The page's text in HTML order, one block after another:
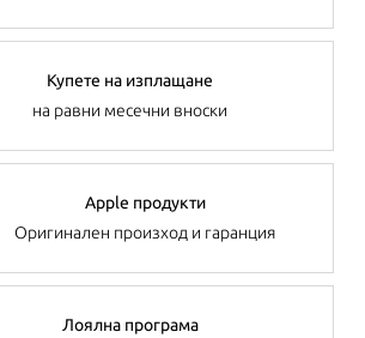
Купете на изплащане
на равни месечни вноски
Apple продукти
Оригинален произход и гаранция
Лоялна програма